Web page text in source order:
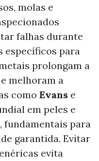
molas e
falhas durante
específicos para
prolongam a
melhoram a
como Evans e
em peles e
fundamentais para
garantida. Evitar
evita